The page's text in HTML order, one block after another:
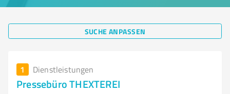
SUCHE ANPASSEN
1 Dienstleistungen
Pressebüro THEXTEREI